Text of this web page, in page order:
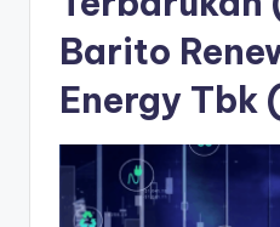
Barito
Energy Tbk